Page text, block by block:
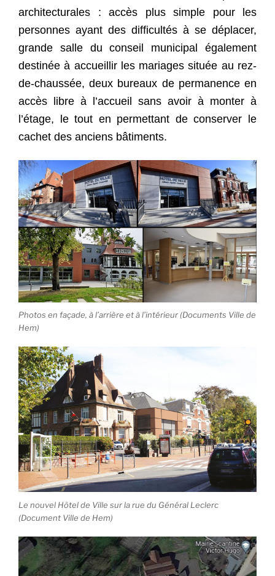
architecturales : accès plus simple pour les
personnes ayant des difficultés à se déplacer,
grande salle du conseil municipal également
destinée à accueillir les mariages située au rez-
de-chaussée, deux bureaux de permanence en
accès libre à l’accueil sans avoir à monter à
l’étage, le tout en permettant de conserver le
cachet des anciens bâtiments.
Photos en façade, à l’arrière et à l’intérieur (Documents Ville de
Hem)
Le nouvel Hôtel de Ville sur la rue du Général Leclerc
(Document Ville de Hem)